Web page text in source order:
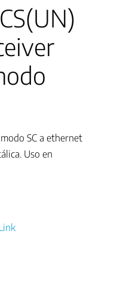
SC a ethernet
Uso en